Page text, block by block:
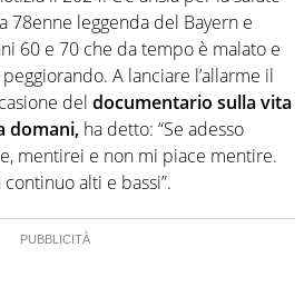
e memoria storica. Si occupa
calcio
78enne leggenda del Bayern e
60 e 70 che da tempo è malato e
A lanciare l’allarme il
del documentario sulla vita
domani, ha detto: “Se adesso
mentirei e non mi piace mentire.
alti e bassi”.